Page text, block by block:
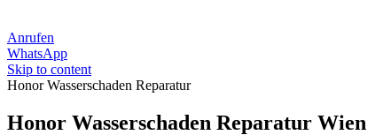
Anrufen
WhatsApp
Skip to content
Honor Wasserschaden Reparatur
Honor Wasserschaden Reparatur Wien